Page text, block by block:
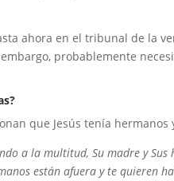
ahora en el tribunal de la
probablemente
que Jesús tenía
a la multitud, Su madre y Sus
están afuera y te quieren